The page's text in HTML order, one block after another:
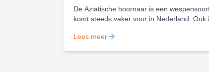
De Aziatische hoornaar is een
komt steeds vaker voor in Nederland. Ook
diverse nesten van deze wesp gevonden en
Lees meer